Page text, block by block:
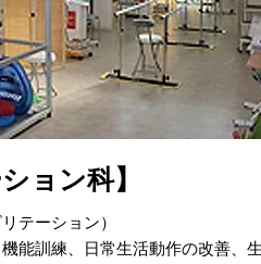
ョン科】
テーション）
能訓練、日常生活動作の改善、